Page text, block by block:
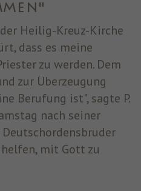
Heilig-Kreuz-Kirche
dass es meine
zu werden. Dem
zur Überzeugung
Berufung ist", sagte P.
nach seiner
mit Gott zu